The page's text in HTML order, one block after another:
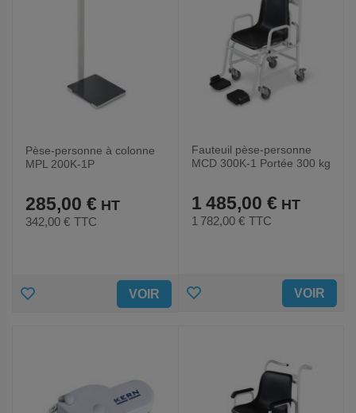
Pèse-personne à colonne
MPL 200K-1P
285,00 €
342,00 € TTC
AJOUTER VOIR
Fauteuil pèse-personne
MCD 300K-1 Portée 300 kg
1 485,00 €
1 782,00 € TTC
AJOUTER VOIR